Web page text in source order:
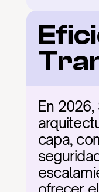
En
capa,